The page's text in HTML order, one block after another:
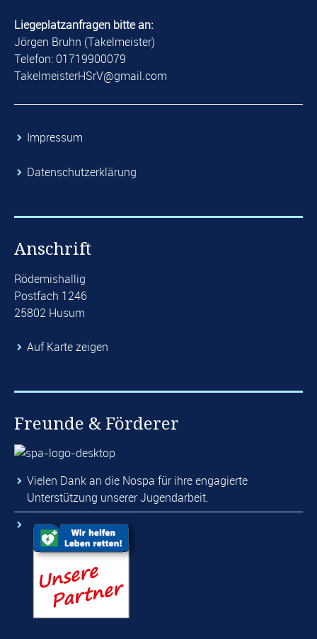
Liegeplatzanfragen bitte an:
Jörgen Bruhn (Takelmeister)
Telefon: 01719900079
​TakelmeisterHSrV@gmail.com​
​Impressum
​Datenschutzerklärung
Anschrift
Rödemishallig
Postfach 1246
25802 Husum
Auf Karte zeigen
Freunde & Förderer
Vielen Dank an die Nospa für ihre engagierte
Unterstützung unserer Jugendarbeit.